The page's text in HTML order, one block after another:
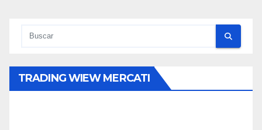
TRADING WIEW MERCATI